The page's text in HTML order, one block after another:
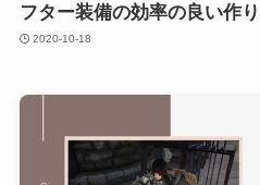
フター装備の効率の良い作り
2020-10-18